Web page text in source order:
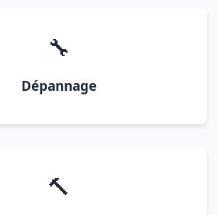
🔧
Dépannage
🔨